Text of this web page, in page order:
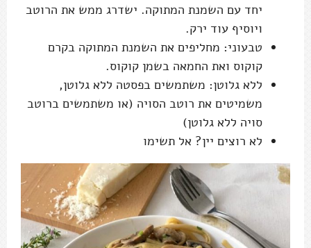
יחד עם השמנת המתוקה. ישדרג ממש את הרוטב
ויוסיף עוד ירק.
טבעוני: מחליפים את השמנת המתוקה בקרם
קוקוס ואת החמאה בשמן קוקוס.
ללא גלוטן: משתמשים בפסטה ללא גלוטן,
משמיטים את רוטב הסויה (או משתמשים ברוטב
סויה ללא גלוטן)
לא רוצים יין? אל תשימו